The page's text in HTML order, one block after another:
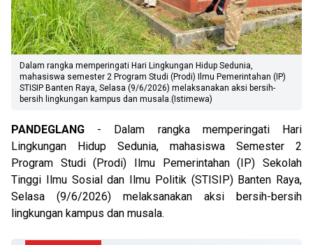
Dalam rangka memperingati Hari Lingkungan Hidup Sedunia,
mahasiswa semester 2 Program Studi (Prodi) Ilmu Pemerintahan (IP)
STISIP Banten Raya, Selasa (9/6/2026) melaksanakan aksi bersih-
bersih lingkungan kampus dan musala.(Istimewa)
PANDEGLANG - Dalam rangka memperingati Hari
Lingkungan Hidup Sedunia, mahasiswa Semester 2
Program Studi (Prodi) Ilmu Pemerintahan (IP) Sekolah
Tinggi Ilmu Sosial dan Ilmu Politik (STISIP) Banten Raya,
Selasa (9/6/2026) melaksanakan aksi bersih-bersih
lingkungan kampus dan musala.